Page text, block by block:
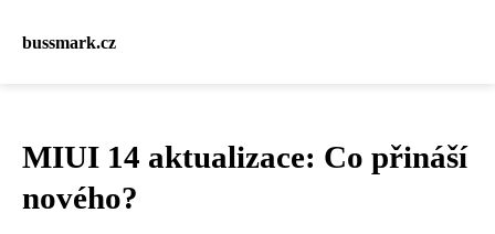
bussmark.cz
MIUI 14 aktualizace: Co přináší
nového?